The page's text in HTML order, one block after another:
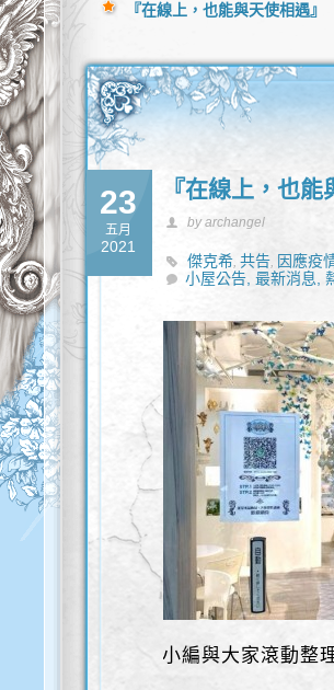
23
五月
2021
『在線上，也能
by archangel
傑克希,共告, 因應疫
小屋公告,最新消息,
小編與大家滾動整
『在線上，也能與天使相遇』